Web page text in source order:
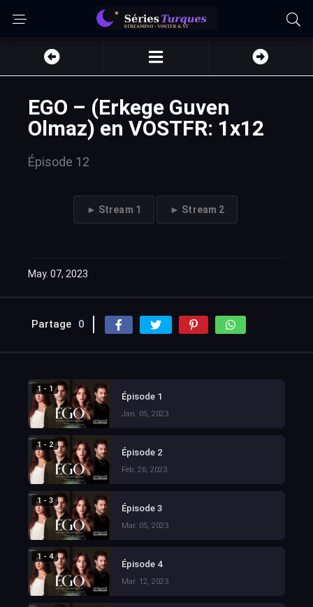
EGO – (Erkege Guven
Olmaz) en VOSTFR: 1x12
Épisode 12
► Stream 1 ► Stream 2
May. 07, 2023
Partage 0
1 - 1
Épisode 1
Jan. 05, 2023
1 - 2
Épisode 2
Feb. 26, 2023
1 - 3
Épisode 3
Mar. 05, 2023
1 - 4
Épisode 4
Mar. 12, 2023